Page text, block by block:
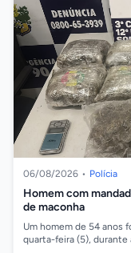
06/08/2026 • Polícia
Homem com
de maconha
Um homem de 54 anos
quarta-feira (5), durante